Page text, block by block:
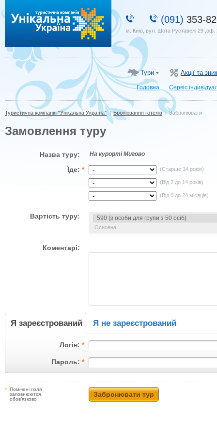
(091) 353-
м. Київ, вул. Шота Руставелі 29
Тури Акції та
Головна Сервіс
Туристична компанія "Унікальна Україна" | Бронювання готелів | Забронювати
Замовлення туру
Назва туру: На курорті Мигово
Їде: * (Старше 14 років)
(Від 2 до 14 років)
(Від 0 до 24 місяців)
Вартість туру:
Основна
Коментарі:
Я зареєстрований Я не зареєстрований
Логін: *
Пароль: *
* Помічені поля
заповнюются
обов’язково